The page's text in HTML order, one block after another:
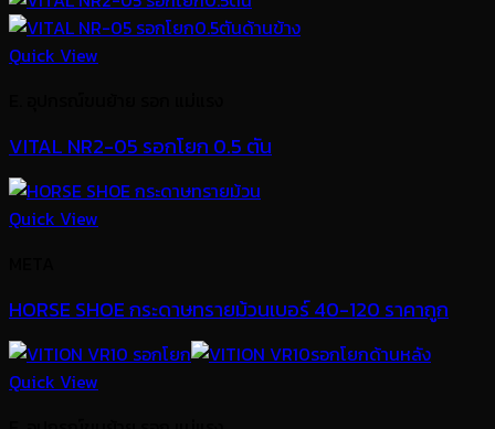
Quick View
VITAL NR2-05 รอกโยก 0.5 ตัน
Quick View
HORSE SHOE กระดาษทรายม้วนเบอร์ 40-120 ราคาถูก
Quick View